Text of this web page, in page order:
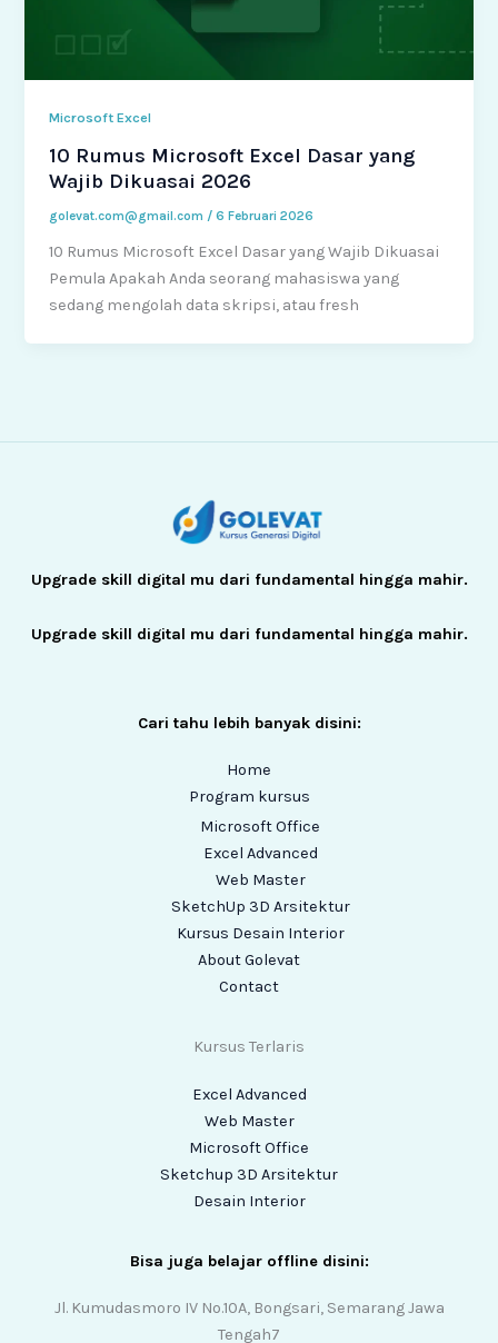
Microsoft Excel
10 Rumus Microsoft Excel Dasar yang
Wajib Dikuasai 2026
golevat.com@gmail.com /6 Februari 2026
10 Rumus Microsoft Excel Dasar yang Wajib Dikuasai
Pemula Apakah Anda seorang mahasiswa yang
sedang mengolah data skripsi, atau fresh
Upgrade skill digital mu dari fundamental hingga mahir.
Upgrade skill digital mu dari fundamental hingga mahir.
Cari tahu lebih banyak disini:
Home
Program kursus
Microsoft Office
Excel Advanced
Web Master
SketchUp 3D Arsitektur
Kursus Desain Interior
About Golevat
Contact
Kursus Terlaris
Excel Advanced
Web Master
Microsoft Office
Sketchup 3D Arsitektur
Desain Interior
Bisa juga belajar offline disini:
Jl. Kumudasmoro IV No.10A, Bongsari, Semarang Jawa
Tengah7